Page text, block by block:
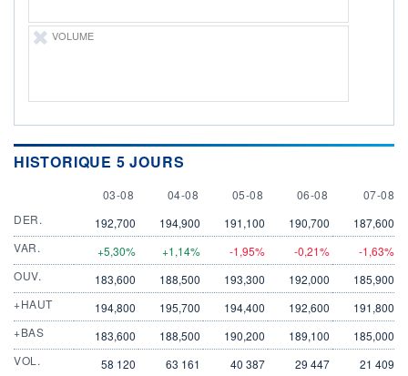
VOLUME
HISTORIQUE 5 JOURS
3 AUGUST
03-08 4 AUGUST
04-08 5 AUGUST
05-08 6 AUGUST
06-08 7
07-08
DER.
192,700 194,900 191,100 190,700
187,600
VAR.
+5,30% +1,14% -1,95% -0,21%
-1,63%
OUV.
183,600 188,500 193,300 192,000
185,900
+HAUT
194,800 195,700 194,400 192,600
191,800
+BAS
183,600 188,500 190,200 189,100
185,000
VOL.
58 120 63 161 40 387 29 447 21 409